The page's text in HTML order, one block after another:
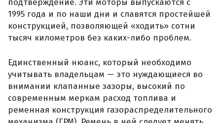
подтверждение. Эти моторы выпускаются с
1995 года и по наши дни и славятся простейшей
конструкцией, позволяющей «ходить» сотни
тысяч километров без каких-либо проблем.
Единственный нюанс, который необходимо
учитывать владельцам — это нуждающиеся во
внимании клапанные зазоры, высокий по
современным меркам расход топлива и
ременная конструкция газораспределительного